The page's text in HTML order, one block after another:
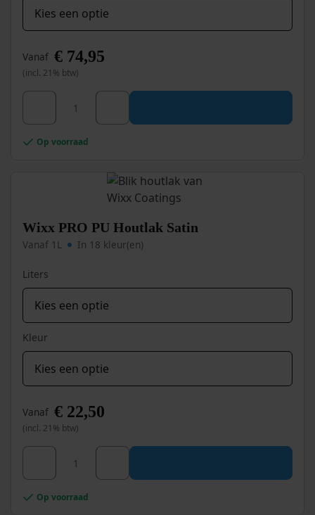
Vanaf € 74,95
(incl. 21% btw)
Wixx 2K PU Metaalverf aantal
Dit
heeft
meerdere
worden
de
Op voorraad
Wixx PRO PU Houtlak Satin
Vanaf 1L In 18 kleur(en)
Liters
Kleur
Vanaf € 22,50
(incl. 21% btw)
Wixx PRO PU Houtlak Satin aantal
Dit
heeft
meerdere
Op voorraad